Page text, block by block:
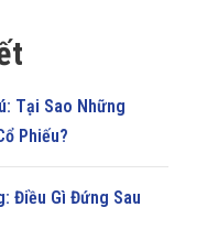
Tại Sao Những
Phiếu?
Điều Gì Đứng Sau